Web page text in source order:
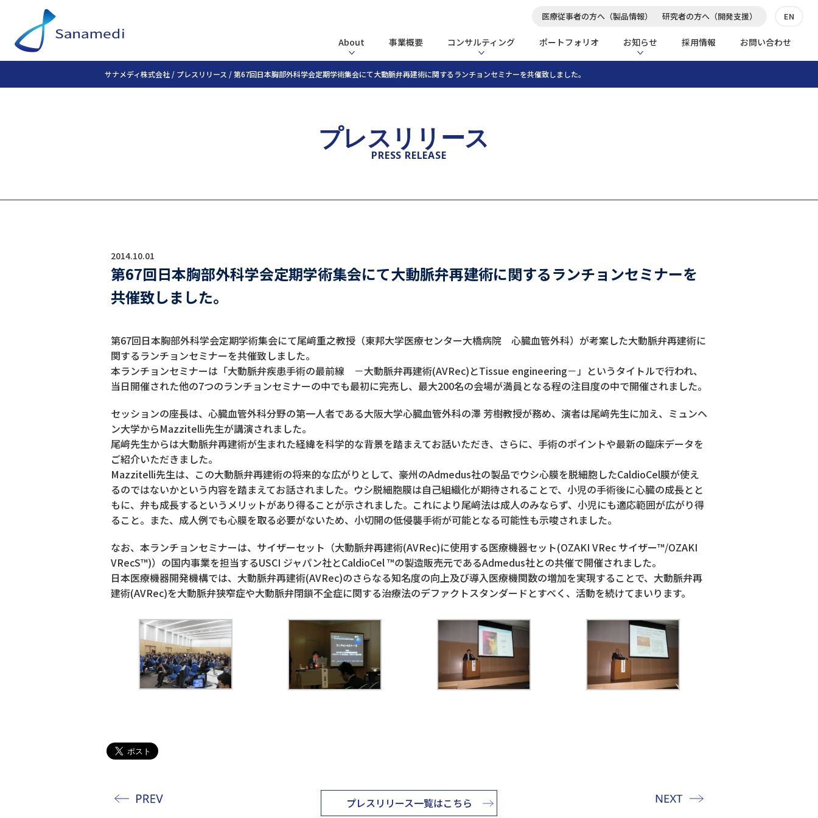
About 事業概要 コンサルティング ポートフォリオ お知らせ 採用情報 お問い合わせ
EN
医療従事者の方へ（製品情報） 研究者の方へ（開発支援）
サナメディ株式会社 / プレスリリース /第67回日本胸部外科学会定期学術集会にて大動脈弁再建術に関するランチョンセミナーを共催致しました。
プレスリリース
PRESS RELEASE
2014.10.01
第67回日本胸部外科学会定期学術集会にて大動脈弁再建術に関するランチョンセミナーを
共催致しました。
第67回日本胸部外科学会定期学術集会にて尾﨑重之教授（東邦大学医療センター大橋病院 心臓血管外科）が考案した大動脈弁再建術に
関するランチョンセミナーを共催致しました。
本ランチョンセミナーは「大動脈弁疾患手術の最前線 －大動脈弁再建術(AVRec)とTissue engineering－」というタイトルで行われ、
当日開催された他の7つのランチョンセミナーの中でも最初に完売し、最大200名の会場が満員となる程の注目度の中で開催されました。
セッションの座長は、心臓血管外科分野の第一人者である大阪大学心臓血管外科の澤 芳樹教授が務め、演者は尾﨑先生に加え、ミュンヘ
ン大学からMazzitelli先生が講演されました。
尾﨑先生からは大動脈弁再建術が生まれた経緯を科学的な背景を踏まえてお話いただき、さらに、手術のポイントや最新の臨床データを
ご紹介いただきました。
Mazzitelli先生は、この大動脈弁再建術の将来的な広がりとして、豪州のAdmedus社の製品でウシ心膜を脱細胞したCaldioCel膜が使え
るのではないかという内容を踏まえてお話されました。ウシ脱細胞膜は自己組織化が期待されることで、小児の手術後に心臓の成長とと
もに、弁も成長するというメリットがあり得ることが示されました。これにより尾﨑法は成人のみならず、小児にも適応範囲が広がり得
ること。また、成人例でも心膜を取る必要がないため、小切開の低侵襲手術が可能となる可能性も示唆されました。
なお、本ランチョンセミナーは、サイザーセット（大動脈弁再建術(AVRec)に使用する医療機器セット(OZAKI VRec サイザー™/OZAKI
VRecS™)）の国内事業を担当するUSCI ジャパン社とCaldioCel ™の製造販売元であるAdmedus社との共催で開催されました。
日本医療機器開発機構では、大動脈弁再建術(AVRec)のさらなる知名度の向上及び導入医療機関数の増加を実現することで、大動脈弁再
建術(AVRec)を大動脈弁狭窄症や大動脈弁閉鎖不全症に関する治療法のデファクトスタンダードとすべく、活動を続けてまいります。
プレスリリース一覧はこちら